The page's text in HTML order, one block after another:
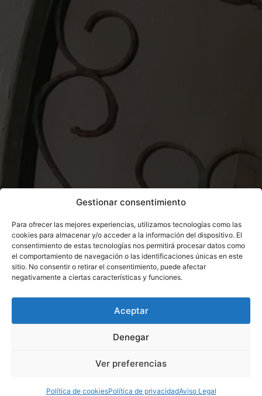
Gestionar consentimiento
Para ofrecer las mejores experiencias, utilizamos tecnologías como las
cookies para almacenar y/o acceder a la información del dispositivo. El
consentimiento de estas tecnologías nos permitirá procesar datos como
el comportamiento de navegación o las identificaciones únicas en este
sitio. No consentir o retirar el consentimiento, puede afectar
negativamente a ciertas características y funciones.
Aceptar
Denegar
Ver preferencias
Política de cookiesPolítica de privacidadAviso Legal